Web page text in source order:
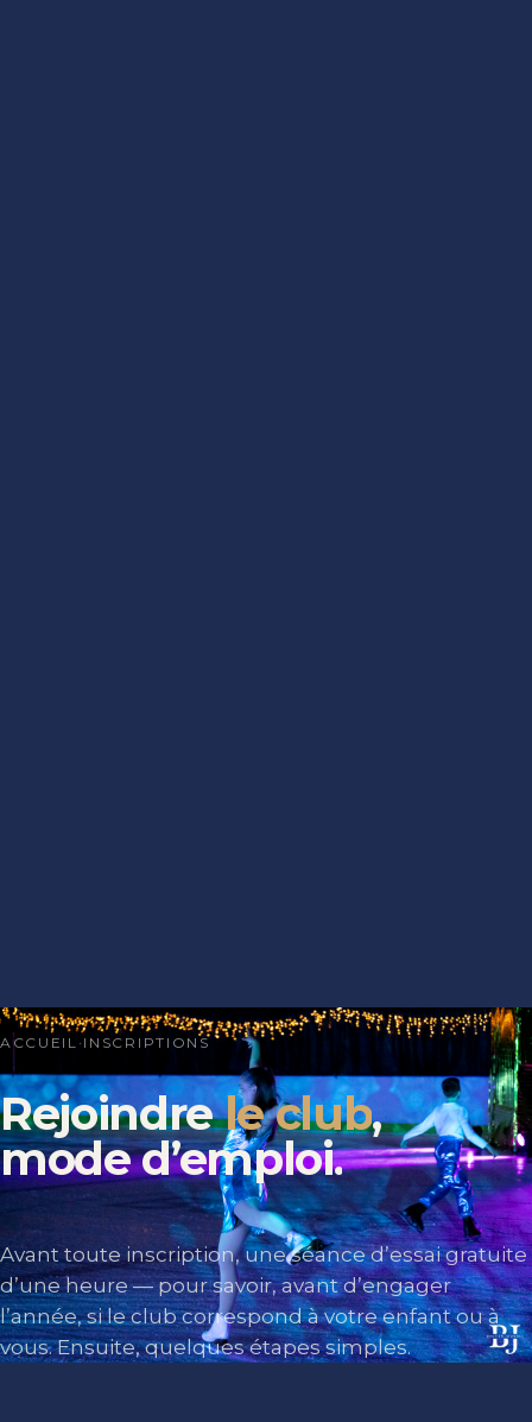
ACCUEIL · INSCRIPTIONS
Rejoindre le club,
mode d’emploi.
Avant toute inscription, une séance d’essai gratuite
d’une heure — pour savoir, avant d’engager
l’année, si le club correspond à votre enfant ou à
vous. Ensuite, quelques étapes simples.